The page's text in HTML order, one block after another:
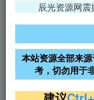
免费领支付宝
阿里云2核2G200M服
年
超低价文字广告
辰光资源网
本站资源全部来
考，切勿用于